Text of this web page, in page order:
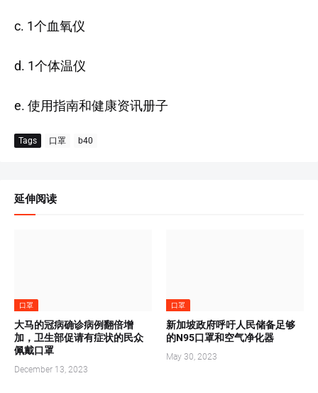
c. 1个血氧仪
d. 1个体温仪
e. 使用指南和健康资讯册子
Tags 口罩 b40
延伸阅读
口罩
大马的冠病确诊病例翻倍增
加，卫生部促请有症状的民众
佩戴口罩
December 13, 2023
口罩
新加坡政府呼吁人民储备足够
的N95口罩和空气净化器
May 30, 2023